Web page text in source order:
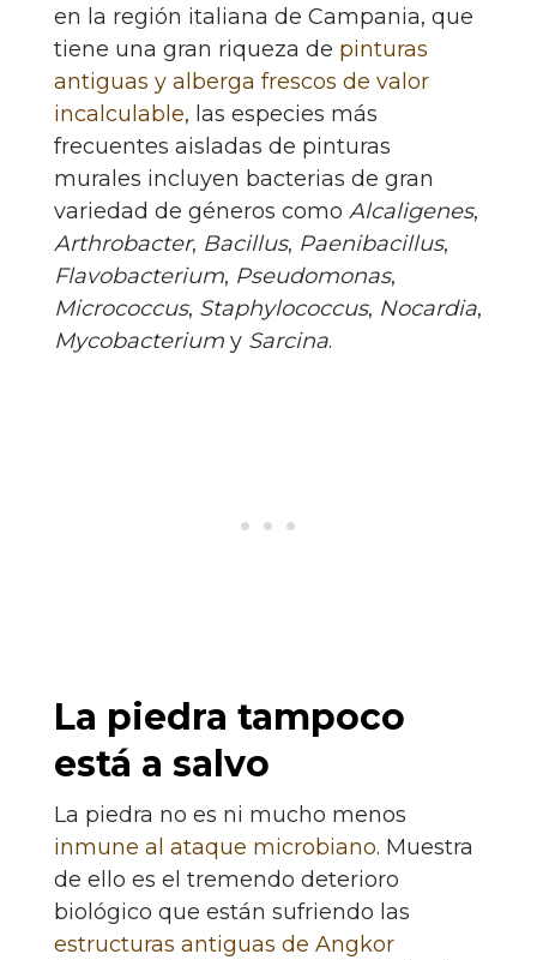
en la región italiana de Campania, que
tiene una gran riqueza de pinturas
antiguas y alberga frescos de valor
incalculable, las especies más
frecuentes aisladas de pinturas
murales incluyen bacterias de gran
variedad de géneros como Alcaligenes,
Arthrobacter, Bacillus, Paenibacillus,
Flavobacterium, Pseudomonas,
Micrococcus, Staphylococcus, Nocardia,
Mycobacterium y Sarcina.
La piedra tampoco
está a salvo
La piedra no es ni mucho menos
inmune al ataque microbiano. Muestra
de ello es el tremendo deterioro
biológico que están sufriendo las
estructuras antiguas de Angkor